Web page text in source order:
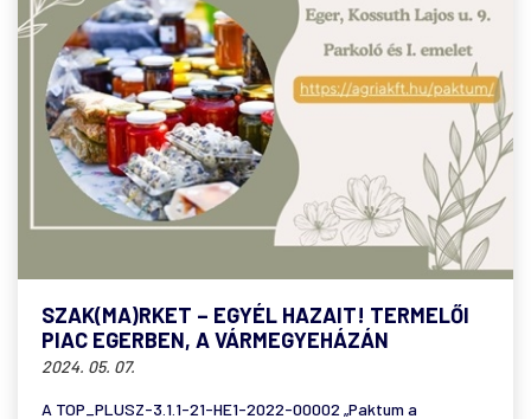
SZAK(MA)RKET – EGYÉL HAZAIT! TERMELŐI
PIAC EGERBEN, A VÁRMEGYEHÁZÁN
2024. 05. 07.
A TOP_PLUSZ-3.1.1-21-HE1-2022-00002 „Paktum a